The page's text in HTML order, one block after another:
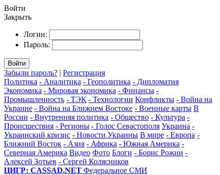
Войти
Закрыть
Логин:
Пароль:
Войти
Забыли пароль? | Регистрация
Политика - Аналитика - Геополитика - Дипломатия
Экономика - Мировая экономика - Финансы -
Промышленность - ТЭК - Технологии Конфликты - Война на
Украине - Война на Ближнем Востоке - Военные карты В
России - Внутренняя политика - Общество - Культура -
Происшествия - Регионы - Голос Севастополя Украина -
Украинский кризис - Новости Украины В мире - Европа -
Ближний Восток - Азия - Африка - Южная Америка -
Северная Америка Видео Фото Блоги - Борис Рожин -
Алексей Зотьев - Сергей Колясников
ЦИГР: CASSAD.NET Федеральное СМИ